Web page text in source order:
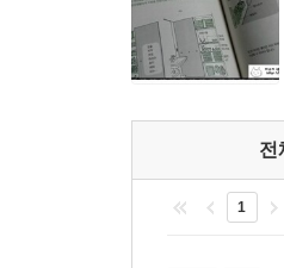
책 속의 일러스트
‘건축 교과서’이자
전
1